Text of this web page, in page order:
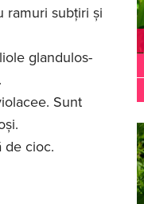
ramuri subțiri și
glandulos-
Sunt
de cioc.